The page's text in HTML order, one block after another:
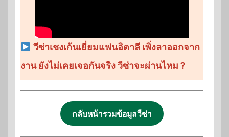
วีซ่าเชงเก้นเยี่ยมแฟนอิตาลี เพิ่งลาออกจาก
งาน ยังไม่เคยเจอกันจริง วีซ่าจะผ่านไหม ?
กลับหน้ารวมข้อมูลวีซ่า